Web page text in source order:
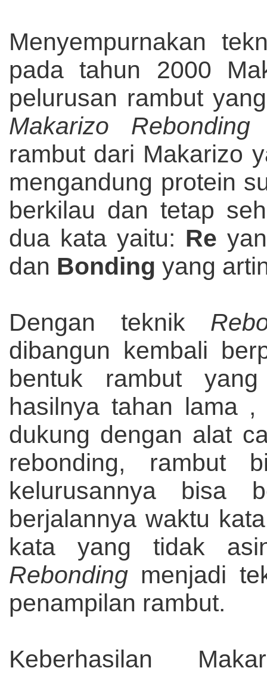
Menyempurnakan
pada tahun 2000
pelurusan rambut
Makarizo
rambut dari Makarizo
mengandung protein
berkilau dan tetap
dua kata yaitu: Re
dan Bonding yang
Dengan teknik
dibangun kembali
bentuk rambut
hasilnya tahan lama
dukung dengan alat
rebonding, rambut
kelurusannya bisa
berjalannya waktu
kata yang tidak
Rebonding menjadi
penampilan rambut.
Keberhasilan